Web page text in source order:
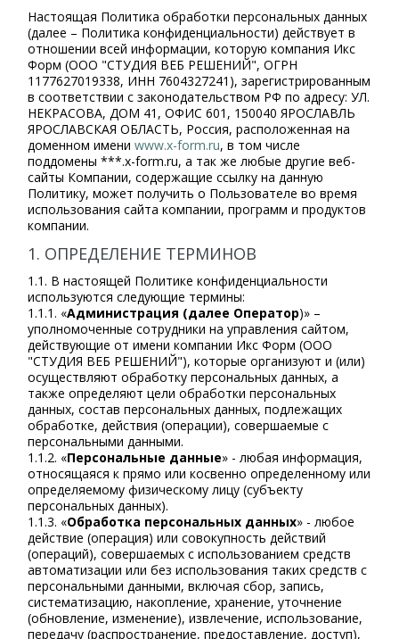
Настоящая Политика обработки персональных данных
(далее – Политика конфиденциальности) действует в
отношении всей информации, которую компания Икс
Форм (ООО "СТУДИЯ ВЕБ РЕШЕНИЙ", ОГРН
1177627019338, ИНН 7604327241), зарегистрированным
в соответствии с законодательством РФ по адресу: УЛ.
НЕКРАСОВА, ДОМ 41, ОФИС 601, 150040 ЯРОСЛАВЛЬ
ЯРОСЛАВСКАЯ ОБЛАСТЬ, Россия, расположенная на
доменном имениwww.x-form.ru, в том числе
поддомены ***.x-form.ru, а так же любые другие веб-
сайты Компании, содержащие ссылку на данную
Политику, может получить о Пользователе во время
использования сайта компании, программ и продуктов
компании.
1. ОПРЕДЕЛЕНИЕ ТЕРМИНОВ
1.1. В настоящей Политике конфиденциальности
используются следующие термины:
1.1.1. «Администрация (далее Оператор)» –
уполномоченные сотрудники на управления сайтом,
действующие от имени компании Икс Форм (ООО
"СТУДИЯ ВЕБ РЕШЕНИЙ"), которые организуют и (или)
осуществляют обработку персональных данных, а
также определяют цели обработки персональных
данных, состав персональных данных, подлежащих
обработке, действия (операции), совершаемые с
персональными данными.
1.1.2. «Персональные данные» - любая информация,
относящаяся к прямо или косвенно определенному или
определяемому физическому лицу (субъекту
персональных данных).
1.1.3. «Обработка персональных данных» - любое
действие (операция) или совокупность действий
(операций), совершаемых с использованием средств
автоматизации или без использования таких средств с
персональными данными, включая сбор, запись,
систематизацию, накопление, хранение, уточнение
(обновление, изменение), извлечение, использование,
передачу (распространение, предоставление, доступ),